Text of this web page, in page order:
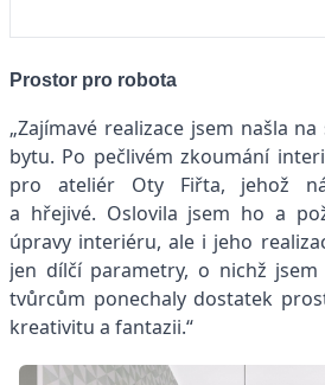
Prostor pro robota
„Zajímavé realizace jsem našla
bytu. Po pečlivém zkoumání
pro ateliér Oty Fiřta, jehož
a hřejivé. Oslovila jsem ho a
úpravy interiéru, ale i jeho
jen dílčí parametry, o nichž jsem
tvůrcům ponechaly dostatek
kreativitu a fantazii.“